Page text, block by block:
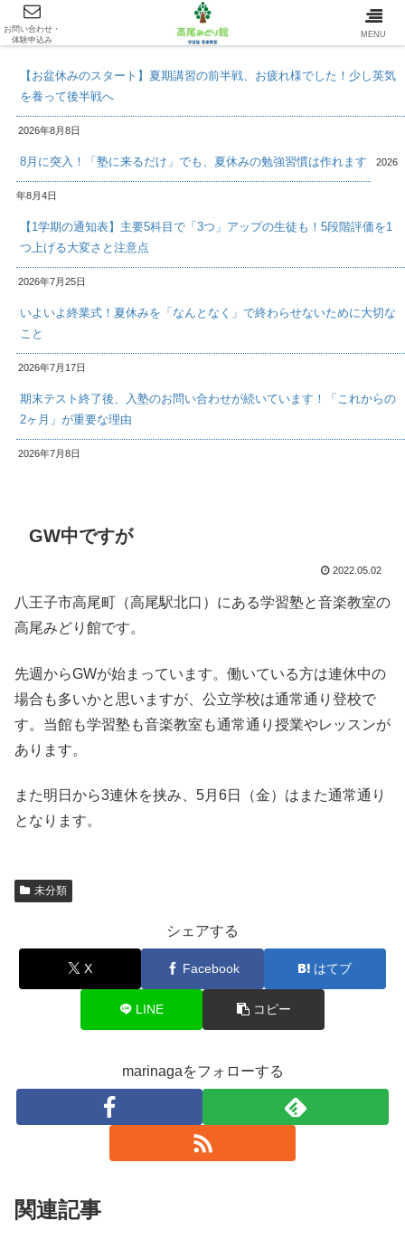
最新情報/INFOMATION
【お盆休みのスタート】夏期講習の前半戦、お疲れ様でした！少し英気
を養って後半戦へ
2026年8月8日
8月に突入！「塾に来るだけ」でも、夏休みの勉強習慣は作れます 2026
年8月4日
【1学期の通知表】主要5科目で「3つ」アップの生徒も！5段階評価を1
つ上げる大変さと注意点
2026年7月25日
いよいよ終業式！夏休みを「なんとなく」で終わらせないために大切な
こと
2026年7月17日
期末テスト終了後、入塾のお問い合わせが続いています！「これからの
2ヶ月」が重要な理由
2026年7月8日
GW中ですが
2022.05.02
八王子市高尾町（高尾駅北口）にある学習塾と音楽教室の
高尾みどり館です。
先週からGWが始まっています。働いている方は連休中の
場合も多いかと思いますが、公立学校は通常通り登校で
す。当館も学習塾も音楽教室も通常通り授業やレッスンが
あります。
また明日から3連休を挟み、5月6日（金）はまた通常通り
となります。
未分類
シェアする
X Facebook はてブ
LINE コピー
marinagaをフォローする
関連記事
お問い合わせ・
体験申込み
MENU